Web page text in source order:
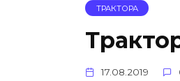
ТРАКТОРА
17.08.2019